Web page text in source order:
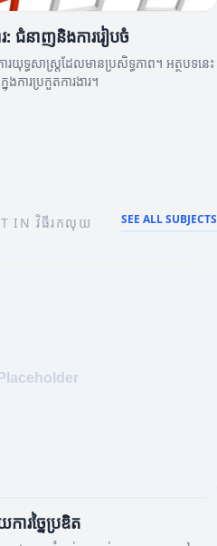
រ: ជំនាញនិងការរៀបចំ
ការយុទ្ធសាស្ត្រដែលមានប្រសិទ្ធភាព។ អត្ថបទនេះ
ការប្រកួតការងារ។
IN វិធីរកលុយ SEE ALL SUBJECTS
រច្នៃប្រឌិត